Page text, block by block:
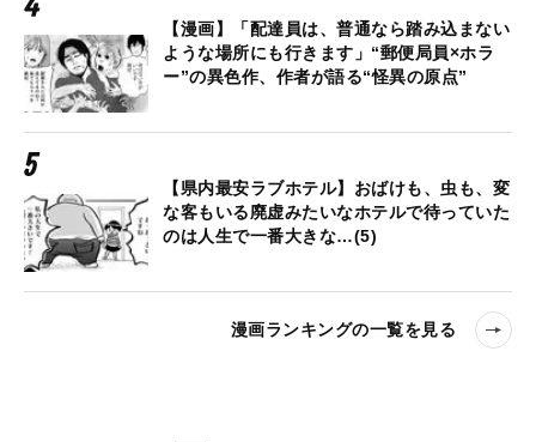
【漫画】「配達員は、普通なら踏み込まない
ような場所にも行きます」“郵便局員×ホラ
ー”の異色作、作者が語る“怪異の原点”
【県内最安ラブホテル】おばけも、虫も、変
な客もいる廃虚みたいなホテルで待っていた
のは人生で一番大きな…(5)
漫画ランキングの一覧を見る